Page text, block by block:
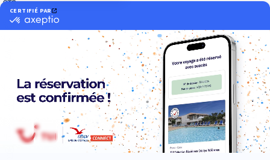
Neige
Plongée